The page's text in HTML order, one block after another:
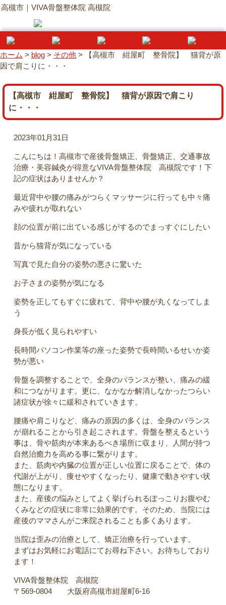
高槻市｜VIVA骨盤整体院 高槻院
ホーム > blog > その他 >
【高槻市 紺屋町 整骨院】 猫背が原
因で肩こりに・・・
【高槻市 紺屋町 整骨院】 猫背が原因で肩こり
に・・・
2023年01月31日
こんにちは！高槻市で産後骨盤矯正、骨盤矯正、交通事故
治療・美容鍼灸が得意なVIVA骨盤整体院 高槻院です！下
記の症状はありませんか？
最近背中や腰の痛みがつらくマッサージに行っても中々痛
みや疲れが取れない
顔の位置が前に出ている感じがするのでまっすぐにしたい
昔から猫背が気になっている
写真で見た自分の姿勢の悪さに驚いた
お子さまの姿勢が気になる
姿勢を正してもすぐに疲れて、背中や腰が丸くなってしま
う
身長が低く見られやすい
長時間パソコン作業等の座った姿勢で長時間いるせいか姿
勢が悪い
骨盤を調整することで、全身のバランスが整い、痛みの緩
和につながります。更に、なかなか解消しなかったつらい
諸症状が徐々に緩和されていきます。
腰痛や肩こりなど、痛みの原因の多くは、全身のバランス
が崩れることから引き起こされます。骨盤を整えるという
事は、骨や筋肉が本来あるべき場所に収まり、人間が持つ
自然治癒力を高める事に繋がります。
また、筋肉や内臓の位置が正しい位置に戻ることで、体の
代謝が上がり、痩せやすくなったり、健康で動きやすい状
態になります。
また、産後の悩みとしてよく挙げられるぽっこりお腹やむ
くみなどの症状に非常に効果的です。そのため、当院には
産後のママさんがご来院されることも多くあります。
当院は歪みの治療として、矯正治療を行っています。
まずはお気軽にお電話にてお尋ね下さい。お待ちしており
ます！
VIVA骨盤整体院 高槻院
〒569-0804 大阪府高槻市紺屋町6-16